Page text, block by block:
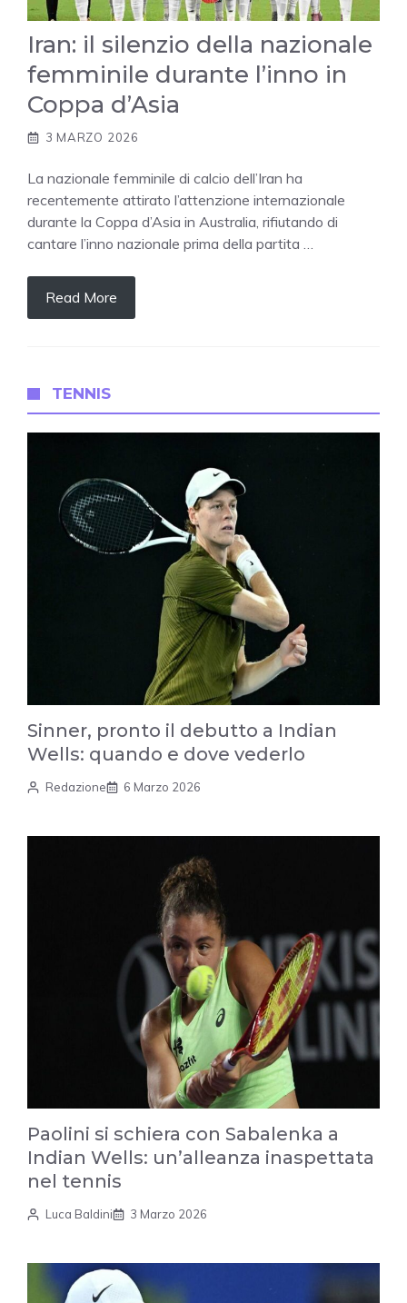
Iran: il silenzio della nazionale
femminile durante l’inno in
Coppa d’Asia
3 MARZO 2026
La nazionale femminile di calcio dell’Iran ha
recentemente attirato l’attenzione internazionale
durante la Coppa d’Asia in Australia, rifiutando di
cantare l’inno nazionale prima della partita …
Read More
TENNIS
Sinner, pronto il debutto a Indian
Wells: quando e dove vederlo
Redazione 6 Marzo 2026
Paolini si schiera con Sabalenka a
Indian Wells: un’alleanza inaspettata
nel tennis
Luca Baldini 3 Marzo 2026